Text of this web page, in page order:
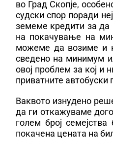
во Град Скопје,
судски спор поради
земеме кредити за да
на покачување на
можеме да возиме и
сведено на минимум
овој проблем за кој и
приватните автобуски
Ваквото изнудено
да ги откажуваме
голем број
покачена цената на